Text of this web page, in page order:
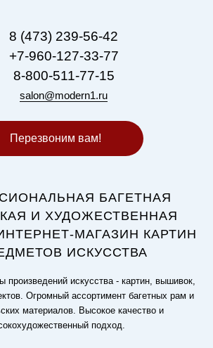
8 (473) 239-56-42
+7-960-127-33-77
8-800-511-77-15
salon@modern1.ru
Перезвоним вам!
БАГЕТНАЯ
И ХУДОЖЕСТВЕННАЯ
МАГАЗИН КАРТИН
ИСКУССТВА
искусства - картин, вышивок,
Огромный ассортимент багетных рам и
материалов. Высокое качество и
подход.